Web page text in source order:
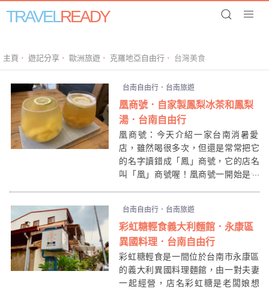
TRAVELREADY
主頁 遊記分享 歐洲旅遊 克羅地亞自由行 台灣美食
台南自由行．台南旅遊
凰商號．自家製鳳梨冰茶和鳳梨
湯．台南自由行
凰商號：今天介紹一家台南消暑愛
店，雖然喝很多次，但還是常常把它
的名字讀錯成「鳳」商號，它的店名
叫「凰」商號喔！凰商號一開始是台
站，地理位置超方便，可以連帶旁邊
食店吃一整個下午！
台南自由行．台南旅遊
彩虹糖輕食義大利麵館．永康區
異國料理．台南自由行
彩虹糖輕食是一間位於台南市永康區
的義大利異國料理麵館，由一對夫妻
一起經營，店名彩虹糖是老闆娘想